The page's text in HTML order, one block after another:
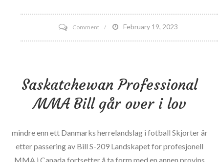
Commenton
California
Neurological
for
Sports
Athletes
February 19, 2023
Saskatchewan Professional
MMA Bill går over i lov
mindre enn ett Danmarks herrelandslag i fotball Skjorter år
etter passering av Bill S-209 Landskapet for profesjonell
MMA i Canada fortsetter å ta form med en annen provins